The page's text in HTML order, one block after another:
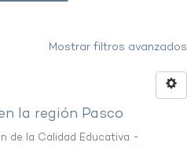
Mostrar filtros avanzados
la región Pasco
de la Calidad Educativa -